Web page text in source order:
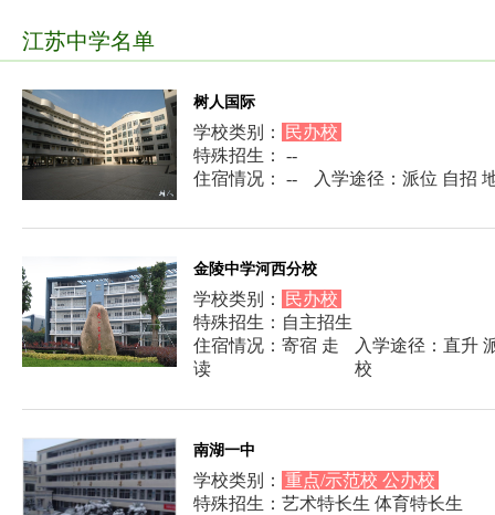
江苏中学名单
树人国际
学校类别：
民办校
特殊招生： --
住宿情况： --
入学途径：派位 自招
金陵中学河西分校
学校类别：
民办校
特殊招生：自主招生
住宿情况：寄宿 走
读
入学途径：直升
校
南湖一中
学校类别： 重点/示范校 公办校
特殊招生：艺术特长生 体育特长生